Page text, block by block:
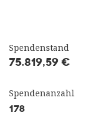
Spendenstand
75.819,59 €
Spendenanzahl
178